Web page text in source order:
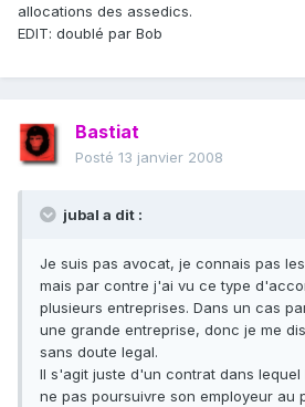
allocations des assedics.
EDIT: doublé par Bob
Bastiat
Posté 13 janvier 2008
jubal a dit :
Je suis pas avocat, je connais pas
mais par contre j'ai vu ce type
plusieurs entreprises. Dans un cas
une grande entreprise, donc je me
sans doute legal.
Il s'agit juste d'un contrat dans
ne pas poursuivre son employeur au